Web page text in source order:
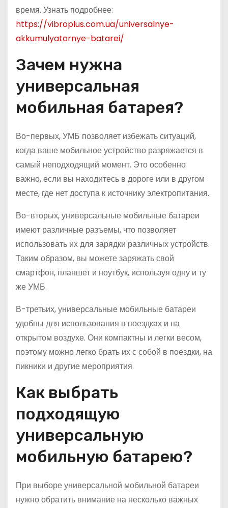
время. Узнать подробнее:
https://vibroplus.com.ua/universalnye-
akkumulyatornye-batarei/
Зачем нужна
универсальная
мобильная батарея?
Во-первых, УМБ позволяет избежать ситуаций,
когда ваше мобильное устройство разряжается в
самый неподходящий момент. Это особенно
важно, если вы находитесь в дороге или в другом
месте, где нет доступа к источнику электропитания.
Во-вторых, универсальные мобильные батареи
имеют различные разъемы, что позволяет
использовать их для зарядки различных устройств.
Таким образом, вы можете заряжать свой
смартфон, планшет и ноутбук, используя одну и ту
же УМБ.
В-третьих, универсальные мобильные батареи
удобны для использования в поездках и на
открытом воздухе. Они компактны и легки весом,
поэтому можно легко брать их с собой в поездки, на
пикники и другие мероприятия.
Как выбрать
подходящую
универсальную
мобильную батарею?
При выборе универсальной мобильной батареи
нужно обратить внимание на несколько важных